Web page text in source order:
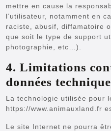
mettre en cause la
l’utilisateur, notamment en
raciste, abusif, diffamatoire
que soit le type de support
photographie, etc…).
4. Limitations
données
La technologie utilisée pour
https://www.animauxland.fr
Le site Internet ne pourra